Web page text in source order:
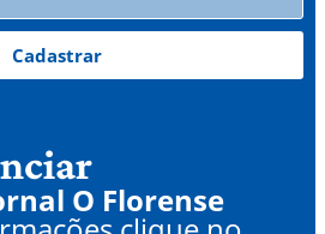
Cadastrar
O Florense